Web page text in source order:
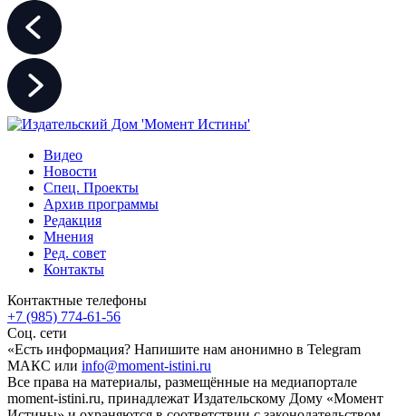
Видео
Новости
Спец. Проекты
Архив программы
Редакция
Мнения
Ред. совет
Контакты
Контактные телефоны
+7 (985) 774-61-56
Соц. сети
«Есть информация? Напишите нам анонимно в Telegram
МАКС или info@moment-istini.ru
Все права на материалы, размещённые на медиапортале
moment-istini.ru, принадлежат Издательскому Дому «Момент